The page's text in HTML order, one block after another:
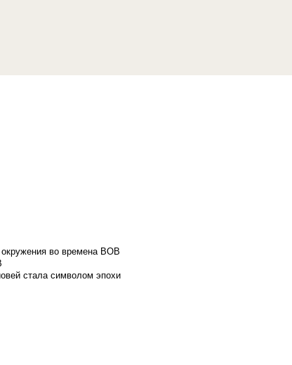
окружения во времена ВОВ
стала символом эпохи